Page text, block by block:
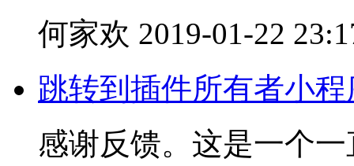
何家欢 2019-01-22
跳转到插件所有者小
感谢反馈。这是一个